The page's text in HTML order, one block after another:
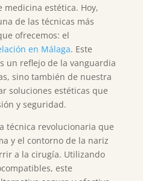
estética. Hoy,
de las técnicas más
ofrecemos: el
en Málaga. Este
un reflejo de la vanguardia
sino también de nuestra
soluciones estéticas que
y seguridad.
técnica revolucionaria que
y el contorno de la nariz
a la cirugía. Utilizando
este